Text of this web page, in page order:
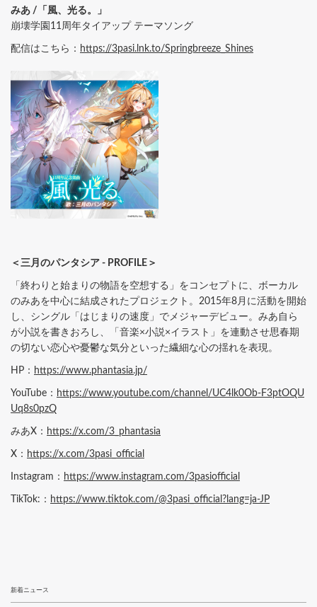
みあ /「風、光る。」
崩壊学園11周年タイアップ テーマソング
配信はこちら： https://3pasi.lnk.to/Springbreeze_Shines
＜三月のパンタシア - PROFILE＞
「終わりと始まりの物語を空想する」をコンセプトに、ボーカル
のみあを中心に結成されたプロジェクト。2015年8月に活動を開始
し、シングル「はじまりの速度」でメジャーデビュー。みあ自ら
が小説を書きおろし、「音楽×小説×イラスト」を連動させ思春期
の切ない恋心や憂鬱な気分といった繊細な心の揺れを表現。
HP： https://www.phantasia.jp/
YouTube： https://www.youtube.com/channel/UC4lk0Ob-F3ptOQU
Uq8s0pzQ
みあX： https://x.com/3_phantasia
X： https://x.com/3pasi_official
Instagram： https://www.instagram.com/3pasiofficial
TikTok:： https://www.tiktok.com/@3pasi_official?lang=ja-JP
新着ニュース